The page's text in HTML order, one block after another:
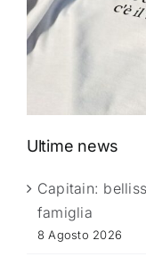
Ultime news
Capitain:
famiglia
8 Agosto 2026